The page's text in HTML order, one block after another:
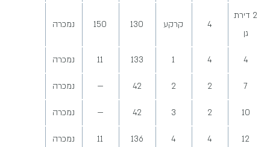
2 דירת
גן
4 קרקע 130
150 נמכרה
4
4
1
133
11 נמכרה
7
2
2
42
— נמכרה
10
2
3
42
— נמכרה
12
4
4
136
11 נמכרה